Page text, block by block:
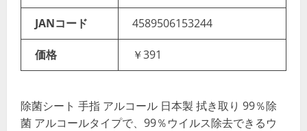
JANコード 4589506153244
価格 ￥391
除菌シート 手指 アルコール 日本製 拭き取り 99％除
菌 アルコールタイプで、99％ウイルス除去できるウ